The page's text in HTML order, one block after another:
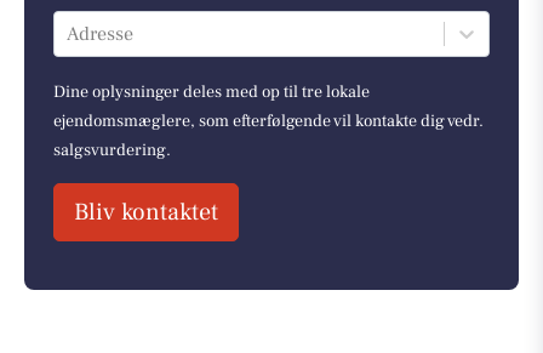
Adresse
Dine oplysninger deles med op til tre lokale
ejendomsmæglere, som efterfølgende vil kontakte dig vedr.
salgsvurdering.
Bliv kontaktet